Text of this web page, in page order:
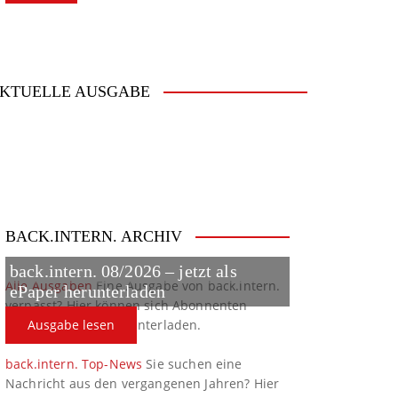
AUSGABE
back.intern. 08/2026 – jetzt als
ePaper herunterladen
Ausgabe lesen
BACK.INTERN. ARCHIV
Alle AusgabenEine Ausgabe von back.intern.
verpasst? Hier können sich Abonnenten
ältere Ausgaben herunterladen.
back.intern. Top-News Sie suchen eine
Nachricht aus den vergangenen Jahren? Hier